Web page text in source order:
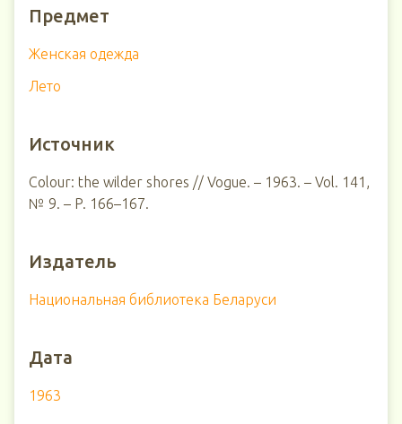
Предмет
Женская одежда
Лето
Источник
Colour: the wilder shores // Vogue. – 1963. – Vol. 141,
№ 9. – P. 166–167.
Издатель
Национальная библиотека Беларуси
Дата
1963